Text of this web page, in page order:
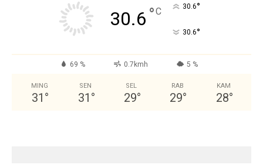
30.6 °C 30.6°
30.6°
69 % 0.7kmh 5 %
MING
31 °
SEN
31 °
SEL
29°
RAB
29°
KAM
28°